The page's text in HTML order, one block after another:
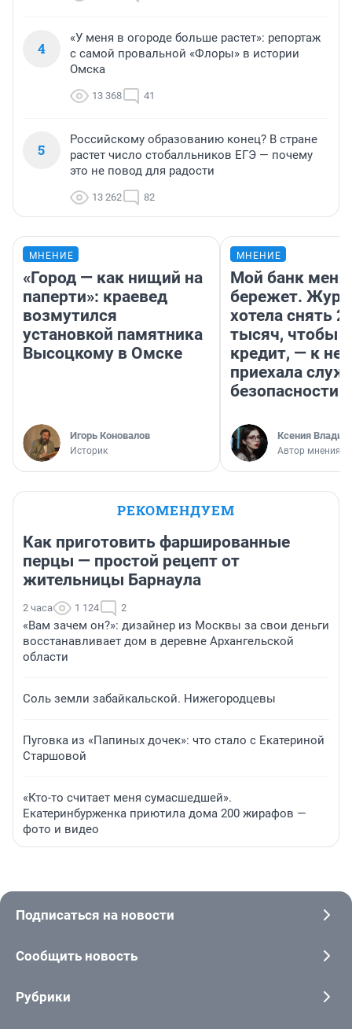
4
«У меня в огороде больше растет»: репортаж
с самой провальной «Флоры» в истории
Омска
13 368 41
5
Российскому образованию конец? В стране
растет число стобалльников ЕГЭ — почему
это не повод для радости
13 262 82
МНЕНИЕ
«Город — как нищий на
паперти»: краевед
возмутился
установкой памятника
Высоцкому в Омске
Игорь Коновалов
Историк
МНЕНИЕ
Мой банк меня
бережет.
хотела снять
тысяч, чтобы
кредит, — к
приехала
безопасности
Ксения
Автор мнения
РЕКОМЕНДУЕМ
Как приготовить фаршированные
перцы — простой рецепт от
жительницы Барнаула
2 часа 1 124 2
«Вам зачем он?»: дизайнер из Москвы за свои деньги
восстанавливает дом в деревне Архангельской
области
Соль земли забайкальской. Нижегородцевы
Пуговка из «Папиных дочек»: что стало с Екатериной
Старшовой
«Кто-то считает меня сумасшедшей».
Екатеринбурженка приютила дома 200 жирафов —
фото и видео
Подписаться на новости
Сообщить новость
Рубрики